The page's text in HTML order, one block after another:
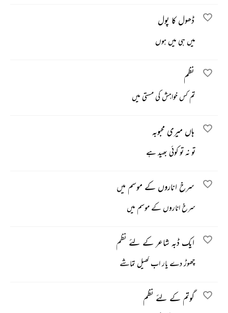
ڈھول کا پول
میں ہی میں ہوں
نظم
تم کس خواہش کی مستی میں
ہاں میری محبوبہ
تو نہ تو کوئی بھید ہے
سرخ اناروں کے موسم میں
سرخ اناروں کے موسم میں
ایک ڈبہ شاعر کے لئے نظم
چھوڑ دے یار اب کھیل تماشے
گوتم کے لئے نظم